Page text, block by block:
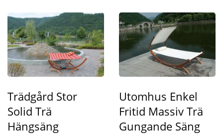
Trädgård Stor
Solid Trä
Hängsäng
Utomhus Enkel
Fritid Massiv Trä
Gungande Säng